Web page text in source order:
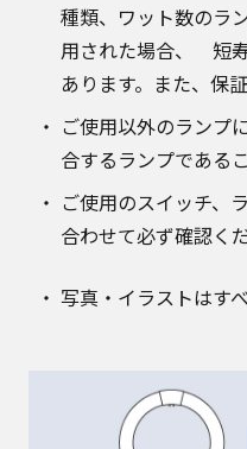
種類、ワット数のラ
用された場合、 短
あります。また、保
ご使用以外のランプ
合するランプである
ご使用のスイッチ、
合わせて必ず確認く
写真・イラストはす